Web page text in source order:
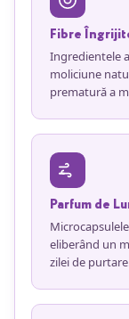
Fibre
Ingredientele
moliciune
prematură a
Parfum de
eliberând un
zilei de